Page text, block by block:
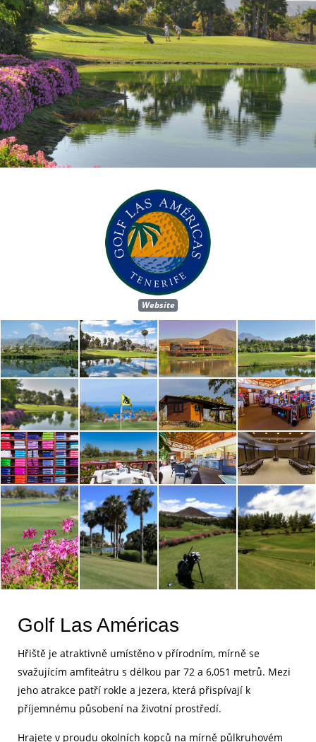
Website
Golf Las Américas
Hřiště je atraktivně umístěno v přírodním, mírně se
svažujícím amfiteátru s délkou par 72 a 6,051 metrů. Mezi
jeho atrakce patří rokle a jezera, která přispívají k
příjemnému působení na životní prostředí.
Hrajete v proudu okolních kopců na mírně půlkruhovém